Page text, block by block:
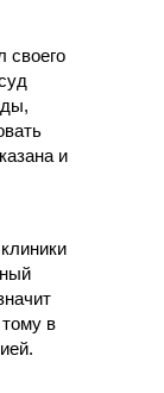
своего
и
в